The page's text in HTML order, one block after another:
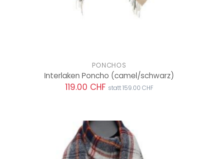
PONCHOS
Interlaken Poncho (camel/schwarz)
119.00 CHF statt 159.00 CHF